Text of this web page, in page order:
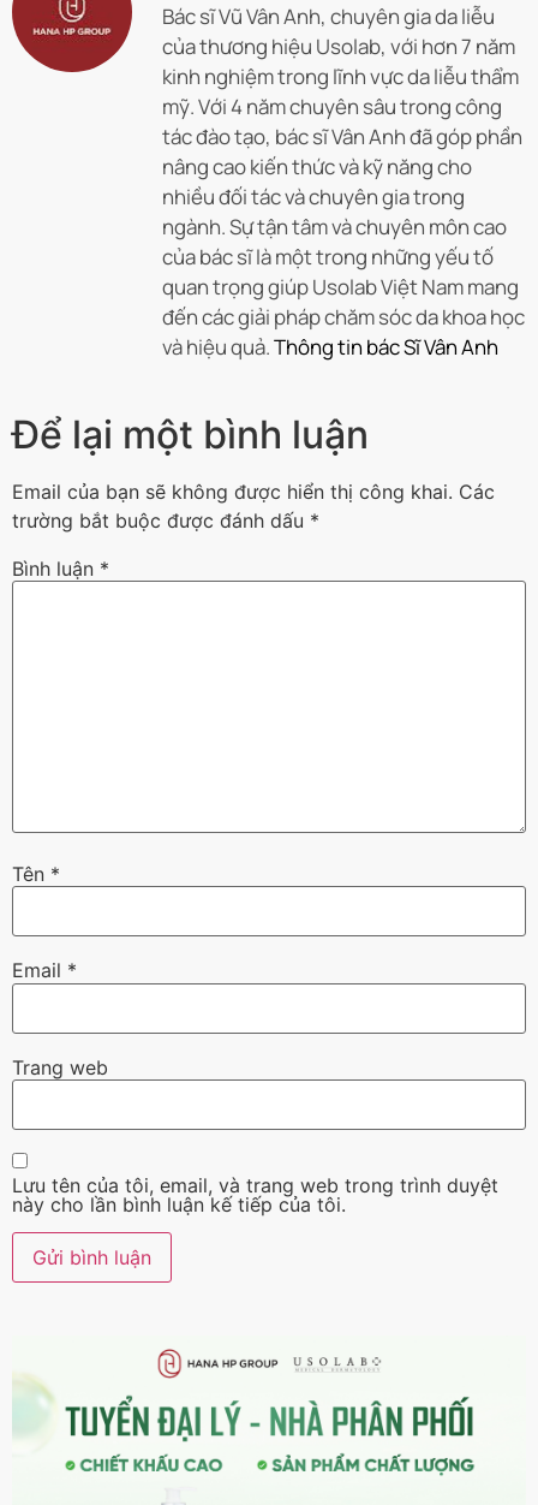
Bác sĩ Vũ Vân Anh, chuyên gia da liễu
của thương hiệu Usolab, với hơn 7 năm
kinh nghiệm trong lĩnh vực da liễu thẩm
mỹ. Với 4 năm chuyên sâu trong công
tác đào tạo, bác sĩ Vân Anh đã góp phần
nâng cao kiến thức và kỹ năng cho
nhiều đối tác và chuyên gia trong
ngành. Sự tận tâm và chuyên môn cao
của bác sĩ là một trong những yếu tố
quan trọng giúp Usolab Việt Nam mang
đến các giải pháp chăm sóc da khoa học
và hiệu quả.Thông tin bác Sĩ Vân Anh
Để lại một bình luận
Email của bạn sẽ không được hiển thị công khai. Các
trường bắt buộc được đánh dấu *
Bình luận *
Tên *
Email *
Trang web
Lưu tên của tôi, email, và trang web trong trình duyệt
này cho lần bình luận kế tiếp của tôi.